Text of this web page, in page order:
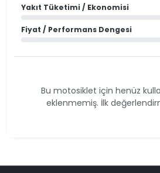
Yakıt Tüketimi / Ekonomisi
Fiyat / Performans Dengesi
Bu motosiklet için henüz
eklenmemiş. İlk